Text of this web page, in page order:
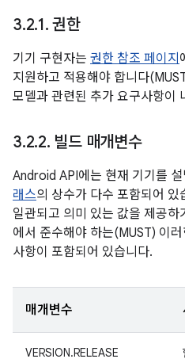
3.2.1. 권한
기기 구현자는 권한 참조 페이지
지원하고 적용해야 합니다
모델과 관련된 추가 요구사항이
3.2.2. 빌드 매개변수
Android API에는 현재 기기를
래스의 상수가 다수 포함되어 있
일관되고 의미 있는 값을 제공
에서 준수해야 하는(MUST) 이
사항이 포함되어 있습니다.
매개변수
VERSION.RELEASE